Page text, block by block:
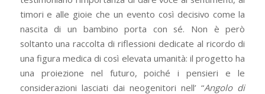
timori e alle gioie che un evento così decisivo come la
nascita di un bambino porta con sé. Non è però
soltanto una raccolta di riflessioni dedicate al ricordo di
una figura medica di così elevata umanità: il progetto ha
una proiezione nel futuro, poiché i pensieri e le
considerazioni lasciati dai neogenitori nell’ “Angolo di